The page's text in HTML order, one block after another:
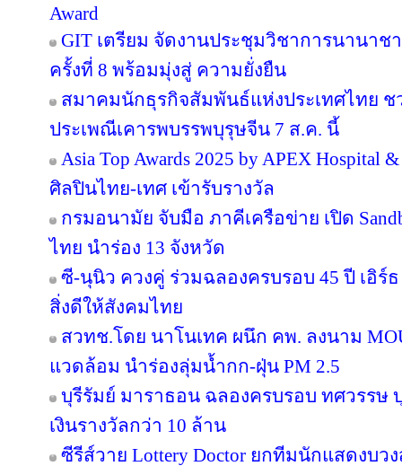
Award
GIT เตรียม จัดงานประชุมวิชาการนานา
ครั้งที่ 8 พร้อมมุ่งสู่ ความยั่งยืน
สมาคมนักธุรกิจสัมพันธ์แห่งประเทศไทย
ประเพณีเคารพบรรพบุรุษจีน 7 ส.ค. นี้
Asia Top Awards 2025 by APEX
ศิลปินไทย-เทศ เข้ารับรางวัล
กรมอนามัย จับมือ ภาคีเครือข่าย เปิด
ไทย นำร่อง 13 จังหวัด
ซี-นุนิว ควงคู่ ร่วมฉลองครบรอบ 45 ปี เอิร์
สิ่งดีให้สังคมไทย
สวทช.โดย นาโนเทค ผนึก คพ. ลงนาม
แวดล้อม นำร่องลุ่มน้ำกก-ฝุ่น PM 2.5
บุรีรัมย์ มาราธอน ฉลองครบรอบ ทศวรรษ
เงินรางวัลกว่า 10 ล้าน
ซีรีส์วาย Lottery Doctor ยกทีมนักแสดงบว